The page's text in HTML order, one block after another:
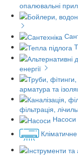
опалювальні
енергії
арматура та
фільтрація,
Насоси